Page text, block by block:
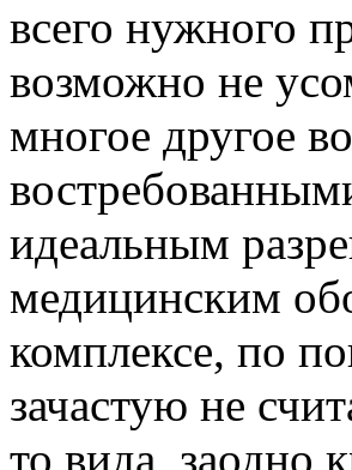
всего нужного
возможно не
многое другое
идеальным
медицинским
комплексе, по
зачастую не
то вида, заодно